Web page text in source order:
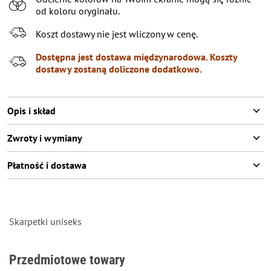
od koloru oryginału.
Koszt dostawy nie jest wliczony w cenę.
Dostępna jest dostawa międzynarodowa. Koszty
dostawy zostaną doliczone dodatkowo.
Opis i skład
Zwroty i wymiany
Płatność i dostawa
Skarpetki uniseks
Przedmiotowe towary